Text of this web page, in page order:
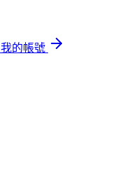
我的帳號